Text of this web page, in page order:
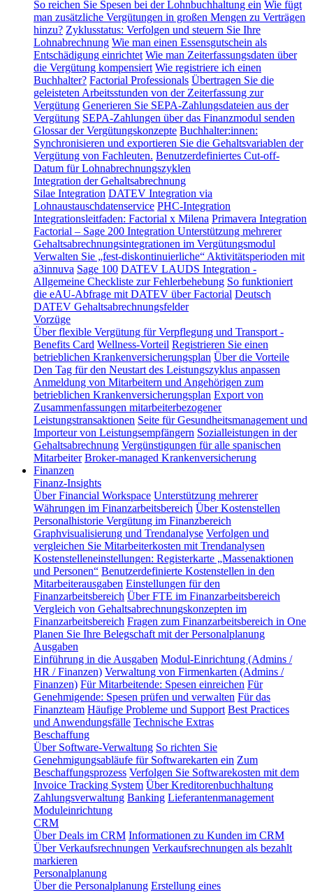
So reichen Sie Spesen bei der Lohnbuchhaltung ein Wie fügt
man zusätzliche Vergütungen in großen Mengen zu Verträgen
hinzu? Zyklusstatus: Verfolgen und steuern Sie Ihre
Lohnabrechnung Wie man einen Essensgutschein als
Entschädigung einrichtet Wie man Zeiterfassungsdaten über
die Vergütung kompensiert Wie registriere ich einen
Buchhalter? Factorial Professionals Übertragen Sie die
geleisteten Arbeitsstunden von der Zeiterfassung zur
Vergütung Generieren Sie SEPA-Zahlungsdateien aus der
Vergütung SEPA-Zahlungen über das Finanzmodul senden
Glossar der Vergütungskonzepte Buchhalter:innen:
Synchronisieren und exportieren Sie die Gehaltsvariablen der
Vergütung von Fachleuten. Benutzerdefiniertes Cut-off-
Datum für Lohnabrechnungszyklen
Integration der Gehaltsabrechnung
Silae Integration DATEV Integration via
Lohnaustauschdatenservice PHC-Integration
Integrationsleitfaden: Factorial x Milena Primavera Integration
Factorial – Sage 200 Integration Unterstützung mehrerer
Gehaltsabrechnungsintegrationen im Vergütungsmodul
Verwalten Sie „fest-diskontinuierliche“ Aktivitätsperioden mit
a3innuva Sage 100 DATEV LAUDS Integration -
Allgemeine Checkliste zur Fehlerbehebung So funktioniert
die eAU-Abfrage mit DATEV über Factorial Deutsch
DATEV Gehaltsabrechnungsfelder
Vorzüge
Über flexible Vergütung für Verpflegung und Transport -
Benefits Card Wellness-Vorteil Registrieren Sie einen
betrieblichen Krankenversicherungsplan Über die Vorteile
Den Tag für den Neustart des Leistungszyklus anpassen
Anmeldung von Mitarbeitern und Angehörigen zum
betrieblichen Krankenversicherungsplan Export von
Zusammenfassungen mitarbeiterbezogener
Leistungstransaktionen Seite für Gesundheitsmanagement und
Importeur von Leistungsempfängern Sozialleistungen in der
Gehaltsabrechnung Vergünstigungen für alle spanischen
Mitarbeiter Broker-managed Krankenversicherung
Finanzen
Finanz-Insights
Über Financial Workspace Unterstützung mehrerer
Währungen im Finanzarbeitsbereich Über Kostenstellen
Personalhistorie Vergütung im Finanzbereich
Graphvisualisierung und Trendanalyse Verfolgen und
vergleichen Sie Mitarbeiterkosten mit Trendanalysen
Kostenstelleneinstellungen: Registerkarte „Massenaktionen
und Personen“ Benutzerdefinierte Kostenstellen in den
Mitarbeiterausgaben Einstellungen für den
Finanzarbeitsbereich Über FTE im Finanzarbeitsbereich
Vergleich von Gehaltsabrechnungskonzepten im
Finanzarbeitsbereich Fragen zum Finanzarbeitsbereich in One
Planen Sie Ihre Belegschaft mit der Personalplanung
Ausgaben
Einführung in die Ausgaben Modul-Einrichtung (Admins /
HR / Finanzen) Verwaltung von Firmenkarten (Admins /
Finanzen) Für Mitarbeitende: Spesen einreichen Für
Genehmigende: Spesen prüfen und verwalten Für das
Finanzteam Häufige Probleme und Support Best Practices
und Anwendungsfälle Technische Extras
Beschaffung
Über Software-Verwaltung So richten Sie
Genehmigungsabläufe für Softwarekarten ein Zum
Beschaffungsprozess Verfolgen Sie Softwarekosten mit dem
Invoice Tracking System Über Kreditorenbuchhaltung
Zahlungsverwaltung Banking Lieferantenmanagement
Moduleinrichtung
CRM
Über Deals im CRM Informationen zu Kunden im CRM
Über Verkaufsrechnungen Verkaufsrechnungen als bezahlt
markieren
Personalplanung
Über die Personalplanung Erstellung eines